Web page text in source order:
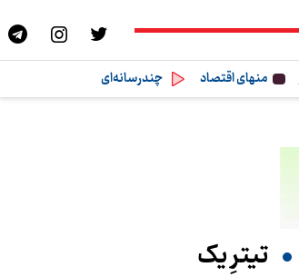
منهای اقتصاد
چندرسانه‌ای
تیترِ یک